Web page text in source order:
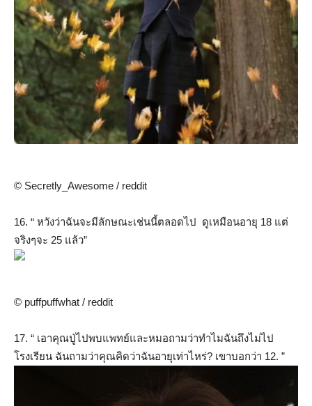
© Secretly_Awesome / reddit
16. “ หวังว่าฉันจะมีลักษณะเช่นนี้ตลอดไป ดูเหมือนอายุ 18 แต่
จริงๆจะ 25 แล้ว”
© puffpuffwhat / reddit
17. “ เอาคุณปู่ไปพบแพทย์และหมอถามว่าทำไมฉันถึงไม่ไป
โรงเรียน ฉันถามว่าคุณคิดว่าฉันอายุเท่าไหร่? เขาบอกว่า 12. ”